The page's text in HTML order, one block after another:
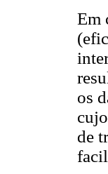
Em
os
de